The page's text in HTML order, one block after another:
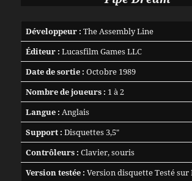
Développeur : The Assembly Line
Éditeur : Lucasfilm Games LLC
Date de sortie : Octobre 1989
Nombre de joueurs : 1 à 2
Langue : Anglais
Support : Disquettes 3,5″
Contrôleurs : Clavier, souris
Version testée : Version disquette Testé sur